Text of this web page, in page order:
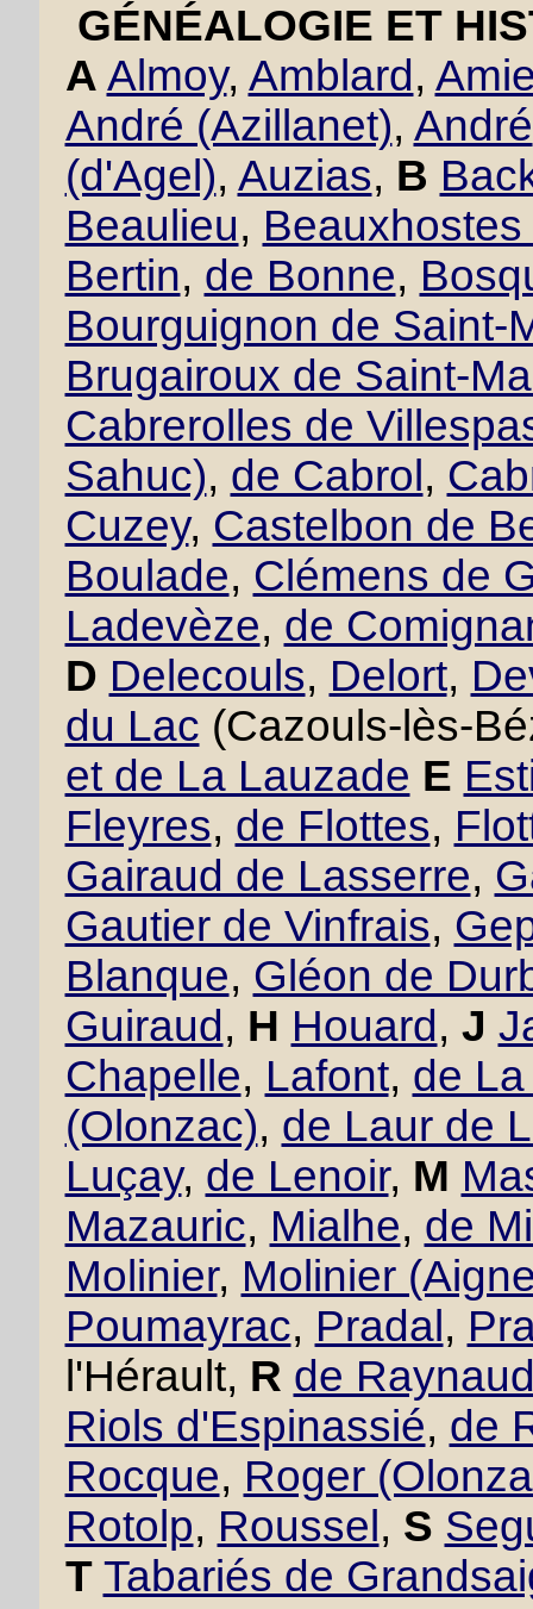
GÉNÉALOGIE ET
A Almoy, Amblard ,
André (Azillanet), André
(d'Agel), Auzias, B
Beaulieu,
Bertin, de Bonne,
Bourguignon de Saint-
Brugairoux de Saint-
Cabrerolles de
Sahuc), de Cabrol ,
Cuzey, Castelbon de
Boulade, Clémens de
Ladevèze, de
D Delecouls, Delort,
du Lac (Cazouls-lès-
et de La Lauzade E
Fleyres, de Flottes,
Gairaud de Lasserre,
Gautier de Vinfrais,
Blanque, Gléon de
Guiraud , H Houard , J
Chapelle, Lafont, de
(Olonzac), de Laur de
Luçay, de Lenoir, M
Mazauric, Mialhe, de
Molinier, Molinier
Poumayrac, Pradal ,
l'Hérault, R de
Riols d'Espinassié, de
Rocque, Roger
Rotolp, Roussel , S
T Tabariés de